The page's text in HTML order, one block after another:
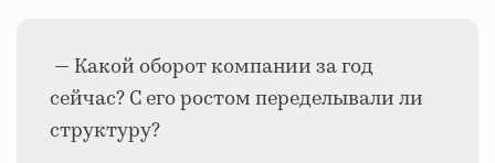
— Какой оборот компании за год
сейчас? С его ростом переделывали ли
структуру?